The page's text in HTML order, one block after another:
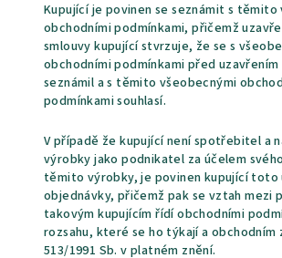
Kupující je povinen se seznámit s těmito
obchodními podmínkami, přičemž
smlouvy kupující stvrzuje, že se s
obchodními podmínkami před
seznámil a s těmito všeobecnými
podmínkami souhlasí.
V případě že kupující není spotřebitel a
výrobky jako podnikatel za účelem
těmito výrobky, je povinen kupující toto
objednávky, přičemž pak se vztah mezi
takovým kupujícím řídí obchodními
rozsahu, které se ho týkají a obchodním
513/1991 Sb. v platném znění.